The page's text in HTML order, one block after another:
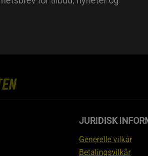
JURIDISK
Generelle vilkår
Betalingsvilkår